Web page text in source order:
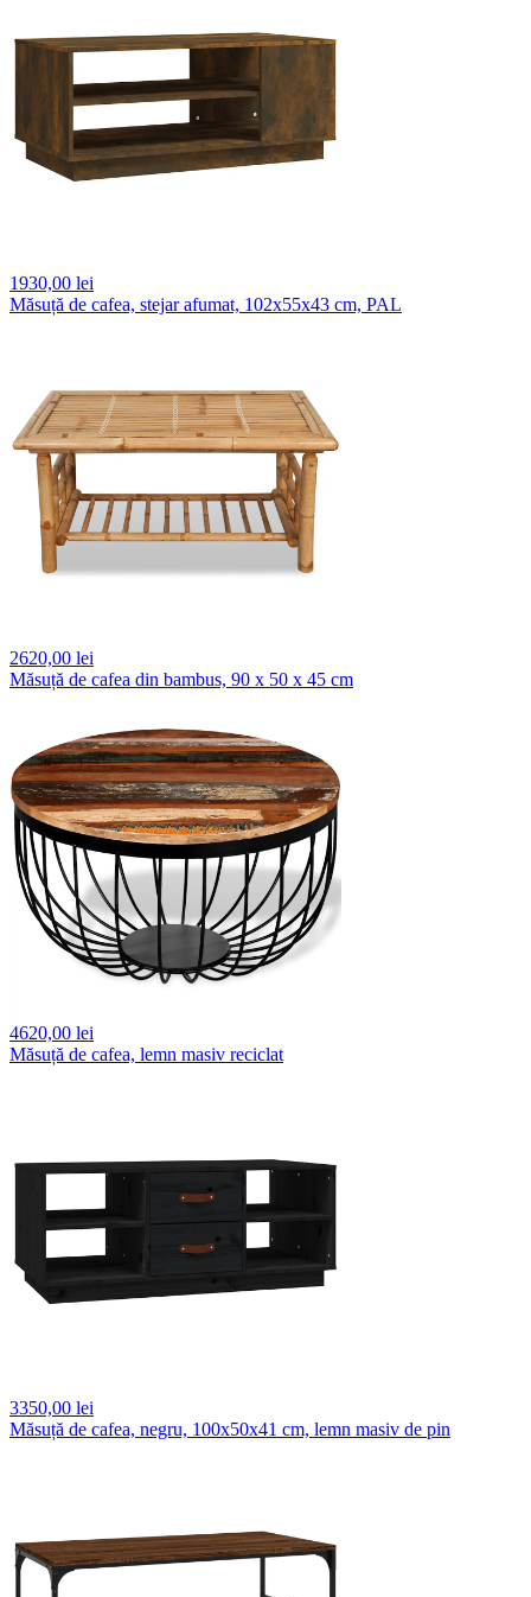
1930,00 lei
Măsuță de cafea, stejar afumat, 102x55x43 cm, PAL
2620,00 lei
Măsuță de cafea din bambus, 90 x 50 x 45 cm
4620,00 lei
Măsuță de cafea, lemn masiv reciclat
3350,00 lei
Măsuță de cafea, negru, 100x50x41 cm, lemn masiv de pin